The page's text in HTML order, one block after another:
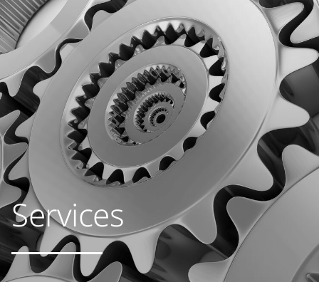
Services